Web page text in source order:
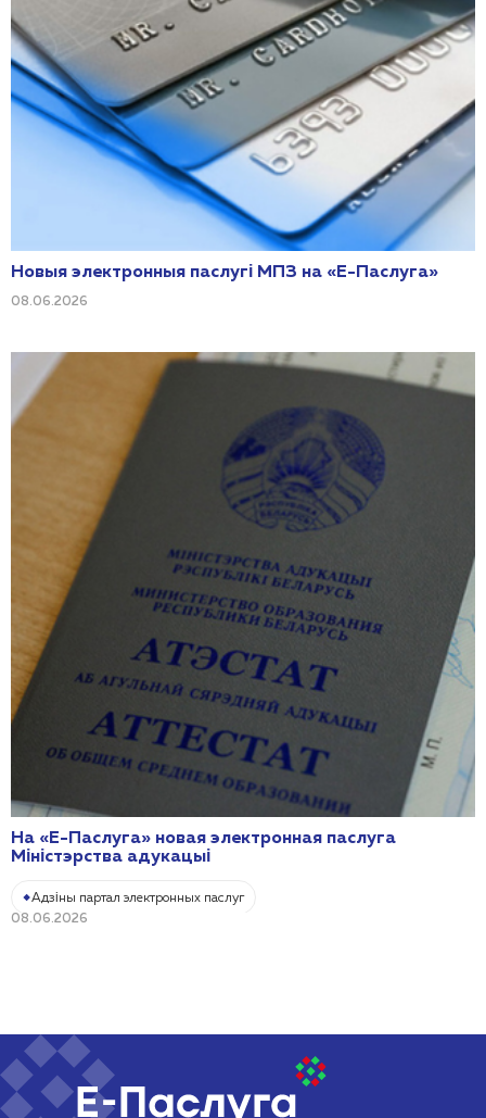
Новыя электронныя паслугі МПЗ на «Е-Паслуга»
08.06.2026
На «Е-Паслуга» новая электронная паслуга
Міністэрства адукацыі
08.06.2026
Адзіны партал электронных паслуг